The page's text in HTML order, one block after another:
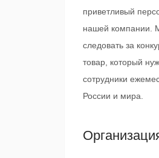
приветливый
нашей компании.
следовать за
товар, который
сотрудники
России и мира.